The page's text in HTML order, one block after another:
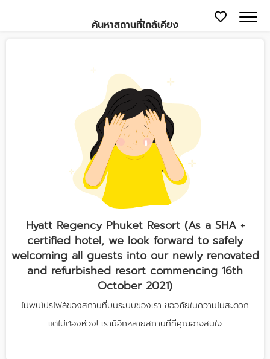
Hyatt Regency Phuket Resort (As a SHA +
certified hotel, we look forward to safely
welcoming all guests into our newly renovated
and refurbished resort commencing 16th
October 2021)
ไม่พบโปรไฟล์ของสถานที่บนระบบของเรา ขออภัยในความไม่สะดวก
แต่ไม่ต้องห่วง! เรามีอีกหลายสถานที่ที่คุณอาจสนใจ
ค้นหาสถานที่ใกล้เคียง